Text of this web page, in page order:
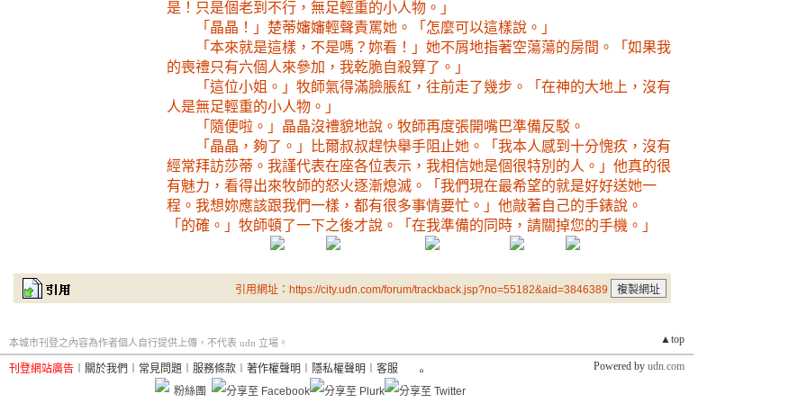
是！只是個老到不行，無足輕重的小人物。」
「晶晶！」楚蒂嬸嬸輕聲責罵她。「怎麼可以這樣說。」
「本來就是這樣，不是嗎？妳看！」她不屑地指著空蕩蕩的房間。「如果我
的喪禮只有六個人來參加，我乾脆自殺算了。」
「這位小姐。」牧師氣得滿臉脹紅，往前走了幾步。「在神的大地上，沒有
人是無足輕重的小人物。」
「隨便啦。」晶晶沒禮貌地說。牧師再度張開嘴巴準備反駁。
「晶晶，夠了。」比爾叔叔趕快舉手阻止她。「我本人感到十分愧疚，沒有
經常拜訪莎蒂。我謹代表在座各位表示，我相信她是個很特別的人。」他真的很
有魅力，看得出來牧師的怒火逐漸熄滅。「我們現在最希望的就是好好送她一
程。我想妳應該跟我們一樣，都有很多事情要忙。」他敲著自己的手錶說。
「的確。」牧師頓了一下之後才說。「在我準備的同時，請關掉您的手機。」
引用網址：https://city.udn.com/forum/trackback.jsp?no=55182&aid=3846389
▲top
本城市刊登之內容為作者個人自行提供上傳，不代表 udn 立場。
刊登網站廣告 關於我們 常見問題 服務條款 著作權聲明 隱私權聲明 客服 Powered by udn.com
粉絲團